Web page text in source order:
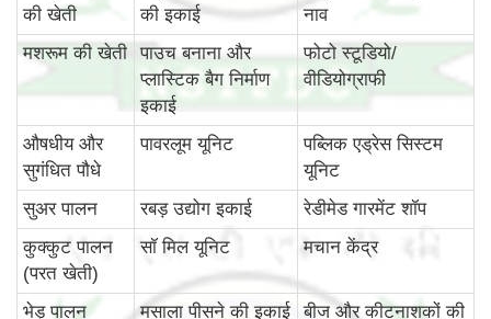
की खेती
की इकाई
नाव
मशरूम की खेती
पाउच बनाना और
प्लास्टिक बैग निर्माण
इकाई
फोटो स्टूडियो/
वीडियोग्राफी
औषधीय और
सुगंधित पौधे
पावरलूम यूनिट
पब्लिक एड्रेस सिस्टम
यूनिट
सुअर पालन
रबड़ उद्योग इकाई
रेडीमेड गारमेंट शॉप
कुक्कुट पालन
(परत खेती)
सॉ मिल यूनिट मचान केंद्र
भेड़ पालन मसाला पीसने की इकाई बीज और कीटनाशकों की